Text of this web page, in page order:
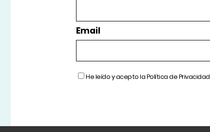
Email
He leído y acepto laPolítica de Privacidad